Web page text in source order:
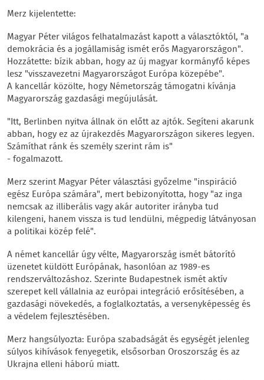
Merz kijelentette:
Magyar Péter világos felhatalmazást kapott a választóktól, "a
demokrácia és a jogállamiság ismét erős Magyarországon".
Hozzátette: bízik abban, hogy az új magyar kormányfő képes
lesz "visszavezetni Magyarországot Európa közepébe".
A kancellár közölte, hogy Németország támogatni kívánja
Magyarország gazdasági megújulását.
"Itt, Berlinben nyitva állnak ön előtt az ajtók. Segíteni akarunk
abban, hogy ez az újrakezdés Magyarországon sikeres legyen.
Számíthat ránk és személy szerint rám is"
- fogalmazott.
Merz szerint Magyar Péter választási győzelme "inspiráció
egész Európa számára", mert bebizonyította, hogy "az inga
nemcsak az illiberális vagy akár autoriter irányba tud
kilengeni, hanem vissza is tud lendülni, mégpedig látványosan
a politikai közép felé".
A német kancellár úgy vélte, Magyarország ismét bátorító
üzenetet küldött Európának, hasonlóan az 1989-es
rendszerváltozáshoz. Szerinte Budapestnek ismét aktív
szerepet kell vállalnia az európai integráció erősítésében, a
gazdasági növekedés, a foglalkoztatás, a versenyképesség és
a védelem fejlesztésében.
Merz hangsúlyozta: Európa szabadságát és egységét jelenleg
súlyos kihívások fenyegetik, elsősorban Oroszország és az
Ukrajna elleni háború miatt.